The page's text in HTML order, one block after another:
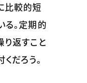
比較的短
。定期的
返すこと
だろう。